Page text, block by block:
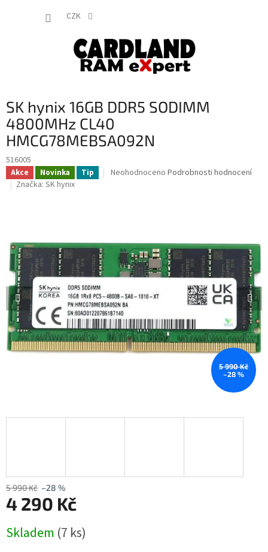
CZK
SK hynix 16GB DDR5 SODIMM
4800MHz CL40
HMCG78MEBSA092N
516005
Akce Novinka Tip
Průměrné
5
hvězdiček.
Neohodnoceno Podrobnosti hodnocení
Značka: SK hynix
5 990 Kč
–28 %
5 990 Kč –28 %
4 290 Kč
cena:
Skladem (7 ks)